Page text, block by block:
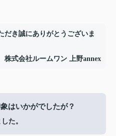
だき誠にありがとうございま
株式会社ルームワン 上野annex
はいかがでしたが？
た。